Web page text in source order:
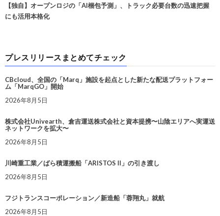
【独自】オープンロジの「AI梱包予測」、トラック必要台数の迅速把握
にも活用本格化
プレスリリースまとめてチェック
CBcloud、全国の「Marq」施設を起点とした新たな配送プラットフォー
ム「MarqGO」開始
2026年8月5日
株式会社Univearth、倉吉運送株式会社と資本提携〜山陰エリアへ実運送
ネットワークを拡大〜
2026年8月5日
川崎重工業／ばら積運搬船「ARISTOS II」の引き渡し
2026年8月5日
フジトランスコーポレーション／新造船「蓉翔丸」就航
2026年8月5日